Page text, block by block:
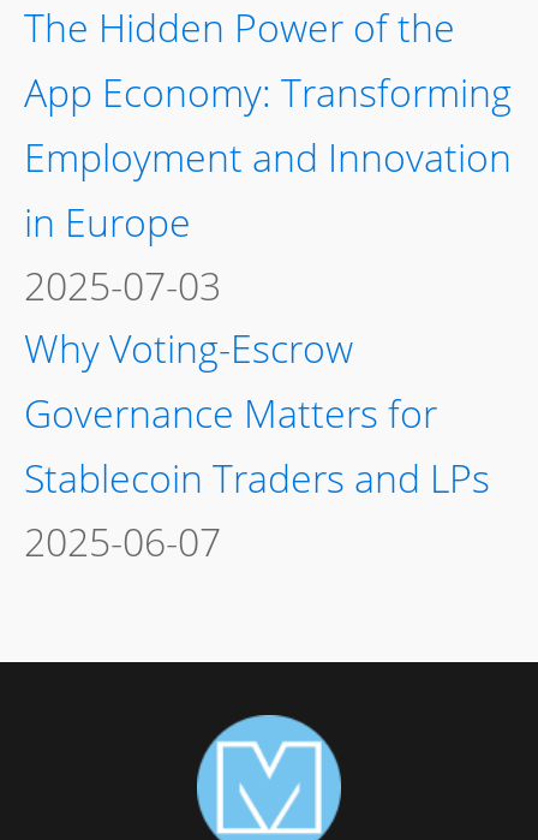
The Hidden Power of the
App Economy: Transforming
Employment and Innovation
in Europe
2025-07-03
Why Voting-Escrow
Governance Matters for
Stablecoin Traders and LPs
2025-06-07